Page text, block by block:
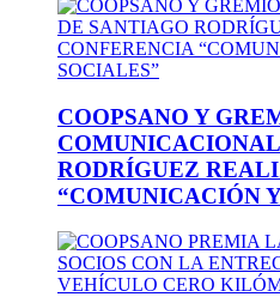
COOPSANO Y
RODRÍGUEZ
“COMUNICACIÓN